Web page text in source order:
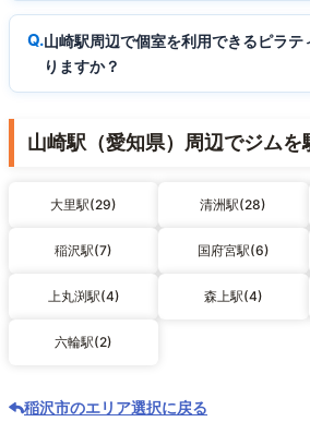
山崎駅周辺で個室を利用できるピラテ
りますか？
山崎駅（愛知県）周辺でジムを
大里駅(29) 清洲駅(28)
稲沢駅(7) 国府宮駅(6)
上丸渕駅(4) 森上駅(4)
六輪駅(2)
稲沢市のエリア選択に戻る